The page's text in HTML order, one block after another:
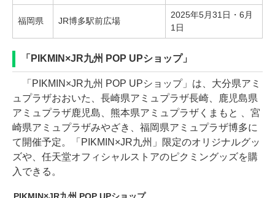
福岡県 JR博多駅前広場
2025年5月31日・6月
1日
「PIKMIN×JR九州 POP UPショップ」
「PIKMIN×JR九州 POP UPショップ」は、大分県アミ
ュプラザおおいた、長崎県アミュプラザ長崎、鹿児島県
アミュプラザ鹿児島、熊本県アミュプラザくまもと 、宮
崎県アミュプラザみやざき、福岡県アミュプラザ博多に
て開催予定。「PIKMIN×JR九州」限定のオリジナルグッ
ズや、任天堂オフィシャルストアのピクミングッズを購
入できる。